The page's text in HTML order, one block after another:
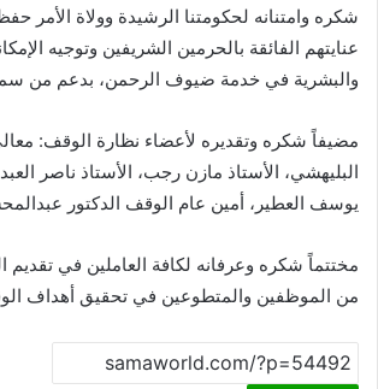
شكره وامتنانه لحكومتنا الرشيدة وولاة الأمر
عنايتهم الفائقة بالحرمين الشريفين وتوجيه
والبشرية في خدمة ضيوف الرحمن، بدعم من
مضيفاً شكره وتقديره لأعضاء نظارة الوقف:
البليهشي، الأستاذ مازن رجب، الأستاذ ناصر
يوسف العطير، أمين عام الوقف الدكتور
مختتماً شكره وعرفانه لكافة العاملين في تقديم
من الموظفين والمتطوعين في تحقيق أهداف